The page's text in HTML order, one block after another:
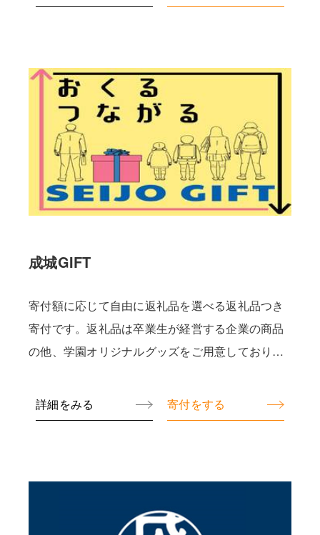
成城GIFT
寄付額に応じて自由に返礼品を選べる返礼品つき
寄付です。返礼品は卒業生が経営する企業の商品
の他、学園オリジナルグッズをご用意しておりま
詳細をみる
寄付をする